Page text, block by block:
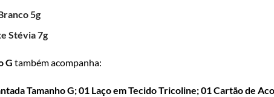
5g
Stévia 7g
G também acompanha:
Tamanho G;01 Laço em Tecido Tricoline; 01 Cartão de